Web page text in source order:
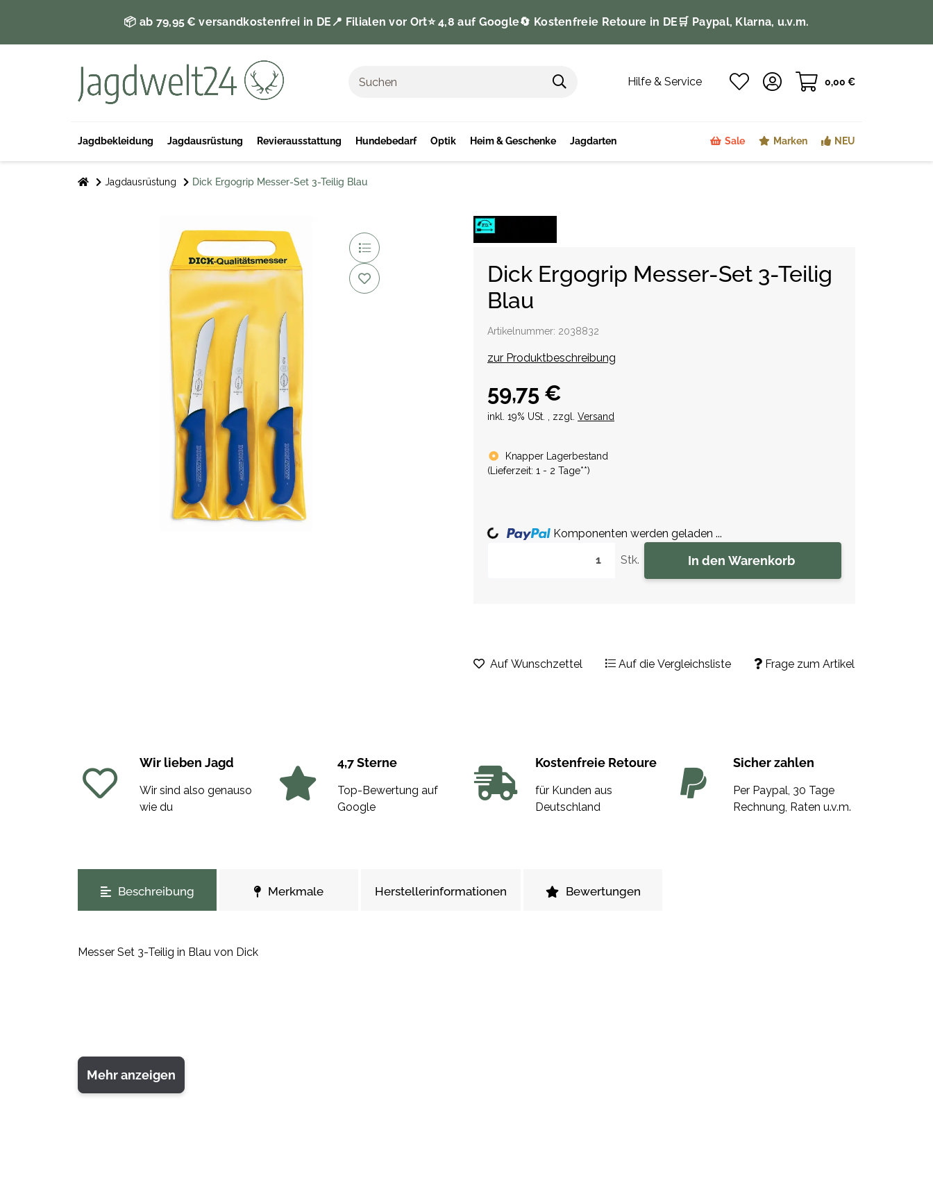
📦 ab 79,95 € versandkostenfrei in DE 📍 Filialen vor Ort⭐️ 4,8 auf Google🔄 Kostenfreie Retoure in DE 🛒 Paypal, Klarna, u.v.m.
Hilfe & Service 0,00 €
Jagdbekleidung Jagdausrüstung Revierausstattung Hundebedarf Optik Heim & Geschenke Jagdarten Sale Marken NEU
Jagdausrüstung Dick Ergogrip Messer-Set 3-Teilig Blau
Dick Ergogrip Messer-Set 3-Teilig
Blau
Artikelnummer: 2038832
zur Produktbeschreibung
59,75 €
inkl. 19% USt. , zzgl. Versand
Knapper Lagerbestand
( Lieferzeit: 1 - 2 Tage**)
Stk. In den Warenkorb
Loading... Komponenten werden geladen ...
Frage zum Artikel
Auf Wunschzettel Auf die Vergleichsliste
Wir lieben Jagd
Wir sind also genauso
wie du
4,7 Sterne
Top-Bewertung auf
Google
Kostenfreie Retoure
für Kunden aus
Deutschland
Sicher zahlen
Per Paypal, 30 Tage
Rechnung, Raten u.v.m.
Beschreibung Merkmale Herstellerinformationen Bewertungen
Messer Set 3-Teilig in Blau von Dick
Mehr anzeigen